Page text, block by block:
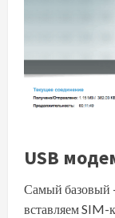
USB
Самый базовый
вставляем SIM-